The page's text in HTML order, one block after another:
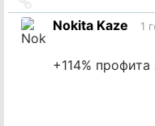
на
источник
Nokita Kaze 1
+114% профита